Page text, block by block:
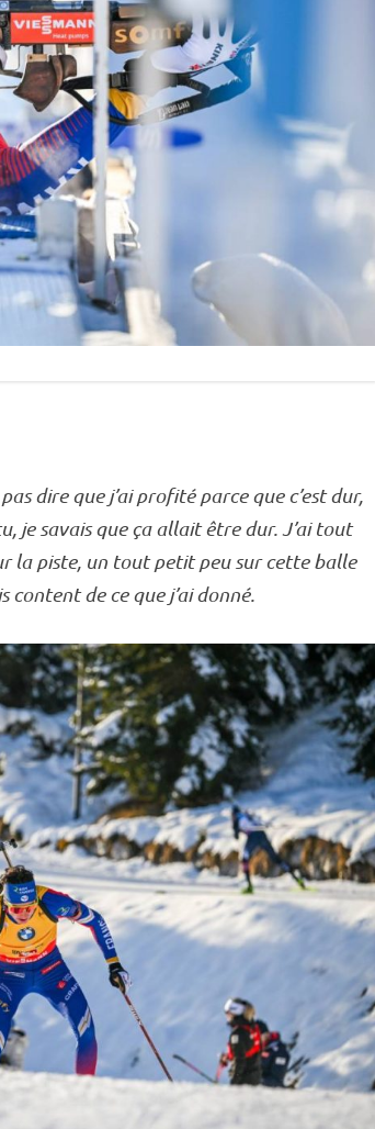
dire que j’ai profité parce que c’est dur,
je savais que ça allait être dur. J’ai tout
lapiste, un tout petit peu sur cette balle
content de ce que j’ai donné.